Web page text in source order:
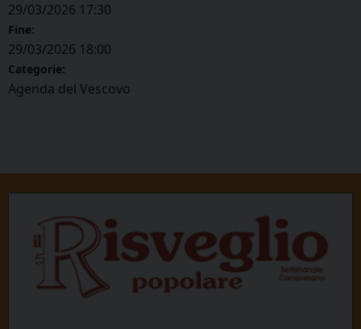
29/03/2026 17:30
Fine:
29/03/2026 18:00
Categorie:
Agenda del Vescovo